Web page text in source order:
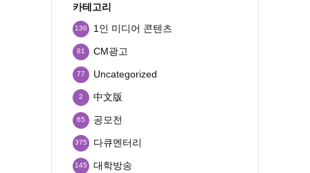
카테고리
1인 미디어 콘텐츠
136
CM광고
81
Uncategorized
77
中文版
2
공모전
65
다큐멘터리
375
대학방송
145